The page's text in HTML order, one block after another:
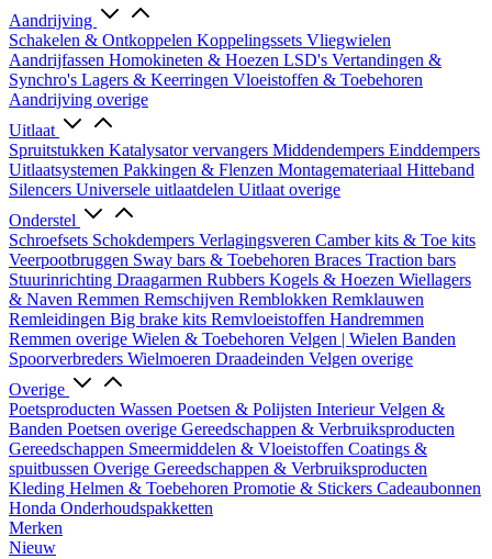
Aandrijving
Schakelen & Ontkoppelen Koppelingssets Vliegwielen
Aandrijfassen Homokineten & Hoezen LSD's Vertandingen &
Synchro's Lagers & Keerringen Vloeistoffen & Toebehoren
Aandrijving overige
Uitlaat
Spruitstukken Katalysator vervangers Middendempers Einddempers
Uitlaatsystemen Pakkingen & Flenzen Montagemateriaal Hitteband
Silencers Universele uitlaatdelen Uitlaat overige
Onderstel
Schroefsets Schokdempers Verlagingsveren Camber kits & Toe kits
Veerpootbruggen Sway bars & Toebehoren Braces Traction bars
Stuurinrichting Draagarmen Rubbers Kogels & Hoezen Wiellagers
& Naven Remmen Remschijven Remblokken Remklauwen
Remleidingen Big brake kits Remvloeistoffen Handremmen
Remmen overige Wielen & Toebehoren Velgen | Wielen Banden
Spoorverbreders Wielmoeren Draadeinden Velgen overige
Overige
Poetsproducten Wassen Poetsen & Polijsten InterieurVelgen &
Banden Poetsen overige Gereedschappen & Verbruiksproducten
Gereedschappen Smeermiddelen & Vloeistoffen Coatings &
spuitbussen Overige Gereedschappen & Verbruiksproducten
Kleding Helmen & Toebehoren Promotie & Stickers Cadeaubonnen
Honda Onderhoudspakketten
Merken
Nieuw